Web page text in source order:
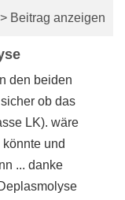
> Beitrag anzeigen
den beiden
ob das
LK). wäre
und
... danke